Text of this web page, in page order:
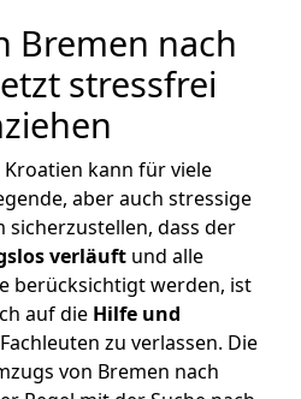
Bremen nach
stressfrei
Kroatien kann für viele
aber auch stressige
sicherzustellen, dass der
verläuftund alle
berücksichtigt werden, ist
auf die Hilfe und
zu verlassen. Die
von Bremen nach